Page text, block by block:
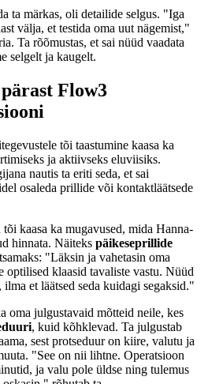
ta märkas, oli detailide selgus. "Iga
välja, et testida oma uut nägemist,"
Ta rõõmustas, et sai nüüd vaadata
selgelt ja kaugelt.
Flow3
tõi taastumine kaasa ka
ja aktiivseks eluviisiks.
nautis ta eriti seda, et sai
osaleda prillide või kontaktläätsede
kaasa ka mugavused, mida Hanna-
hinnata. Näiteks päikeseprillide
"Läksin ja vahetasin oma
optilised klaasid tavaliste vastu. Nüüd
ilma et läätsed seda kuidagi segaksid."
oma julgustavaid mõtteid neile, kes
, kuid kõhklevad. Ta julgustab
sest protseduur on kiire, valutu ja
"See on nii lihtne. Operatsioon
ja valu pole üldse ning tulemus